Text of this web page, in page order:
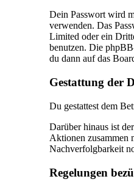
Dein Passwort wird
verwenden. Das
Limited oder ein
benutzen. Die
du dann auf das
Gestattung der
Du gestattest dem
Darüber hinaus ist
Aktionen zusammen
Nachverfolgbarkeit
Regelungen